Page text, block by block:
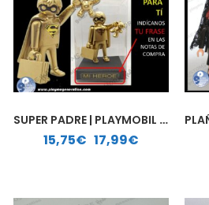
SUPER PADRE | PLAYMOBIL PERSONALIZADO
15,75€ 17,99€
Rango de precios: desde 15,75€ hasta 17,99€